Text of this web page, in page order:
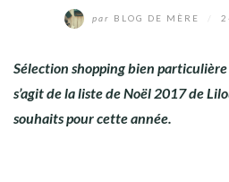
par BLOG DE MÈRE
Sélection shopping bien
s’agit de la liste de Noël 2017 de
souhaits pour cette année.